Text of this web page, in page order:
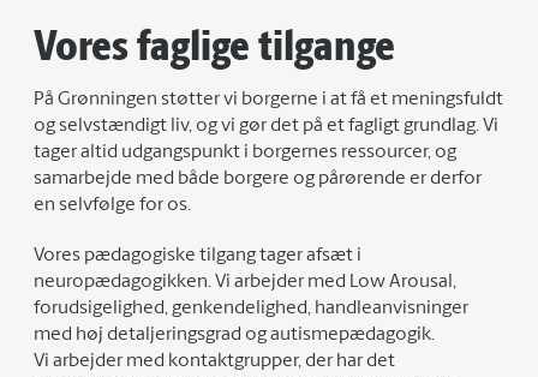
Vores faglige tilgange
På Grønningen støtter vi borgerne i at få et meningsfuldt
og selvstændigt liv, og vi gør det på et fagligt grundlag. Vi
tager altid udgangspunkt i borgernes ressourcer, og
samarbejde med både borgere og pårørende er derfor
en selvfølge for os.
Vores pædagogiske tilgang tager afsæt i
neuropædagogikken. Vi arbejder med Low Arousal,
forudsigelighed, genkendelighed, handleanvisninger
med høj detaljeringsgrad og autismepædagogik.
Vi arbejder med kontaktgrupper, der har det